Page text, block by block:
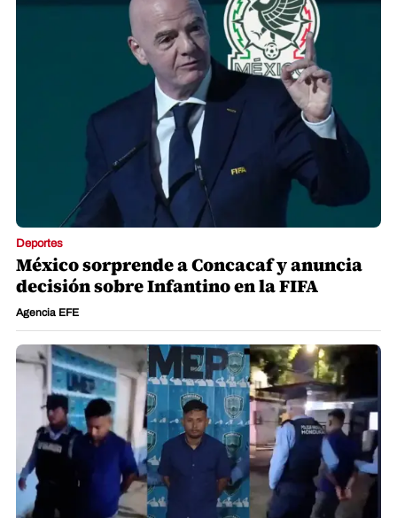
Deportes
México sorprende a Concacaf y anuncia
decisión sobre Infantino en la FIFA
Agencia EFE